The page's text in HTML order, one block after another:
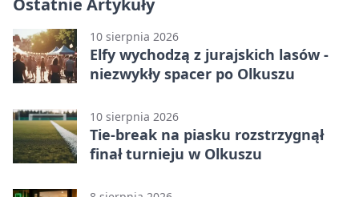
10 sierpnia 2026
Elfy wychodzą z jurajskich lasów -
niezwykły spacer po Olkuszu
10 sierpnia 2026
Tie-break na piasku rozstrzygnął
finał turnieju w Olkuszu